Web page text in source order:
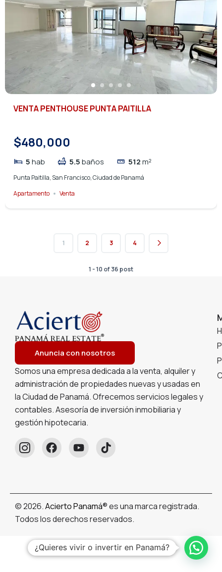
VENTA PENTHOUSE PUNTA PAITILLA
$480,000
5hab 5.5baños 512m²
Punta Paitilla, San Francisco, Ciudad de Panamá
Apartamento
Venta
1 2 3 4
1 - 10 of 36 post
Anuncia con nosotros
Somos una empresa dedicada a la venta, alquiler y
administración de propiedades nuevas y usadas en
la Ciudad de Panamá. Ofrecemos servicios legales y
contables. Asesoría de inversión inmobiliaria y
gestión hipotecaria.
© 2026.Acierto Panamá® es una marca registrada.
Todos los derechos reservados.
¿Quieres vivir o invertir en Panamá?
Español